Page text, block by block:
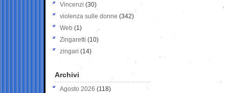
Vincenzi (30)
violenza sulle donne (342)
Web (1)
Zingaretti (10)
zingari (14)
Archivi
Agosto 2026 (118)